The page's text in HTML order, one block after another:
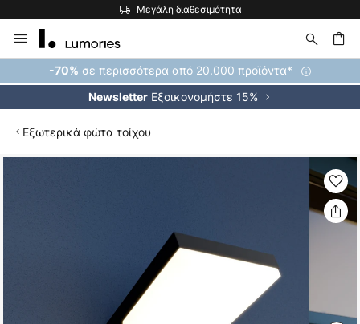
Μεγάλη διαθεσιμότητα
Μετάβαση
στο
περιεχόμενο
-70% σε περισσότερα από 20.000 προϊόντα*
Newsletter Εξοικονομήστε 15%
Εξωτερικά φώτα τοίχου